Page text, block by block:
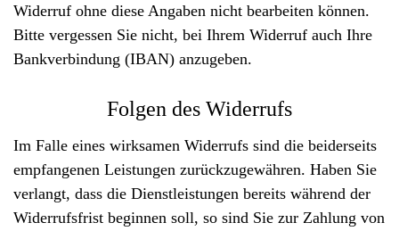
Widerruf ohne diese Angaben nicht bearbeiten können.
Bitte vergessen Sie nicht, bei Ihrem Widerruf auch Ihre
Bankverbindung (IBAN) anzugeben.
Folgen des Widerrufs
Im Falle eines wirksamen Widerrufs sind die beiderseits
empfangenen Leistungen zurückzugewähren. Haben Sie
verlangt, dass die Dienstleistungen bereits während der
Widerrufsfrist beginnen soll, so sind Sie zur Zahlung von